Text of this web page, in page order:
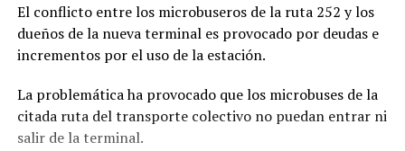
El conflicto entre los microbuseros de la ruta 252 y los
dueños de la nueva terminal es provocado por deudas e
incrementos por el uso de la estación.
La problemática ha provocado que los microbuses de la
citada ruta del transporte colectivo no puedan entrar ni
salir de la terminal.